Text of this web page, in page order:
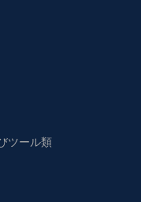
ツール類